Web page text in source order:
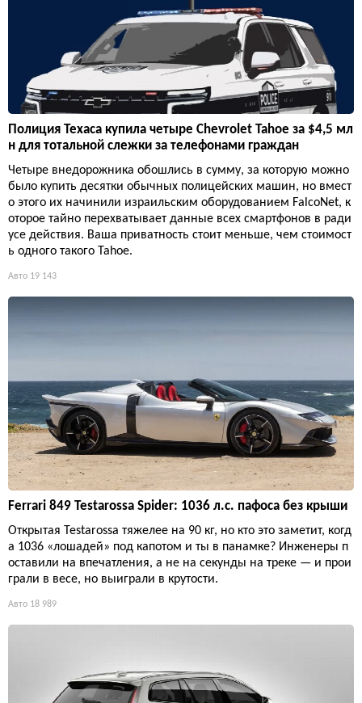
Полиция Техаса купила четыре Chevrolet Tahoe за $4,5 мл
н для тотальной слежки за телефонами граждан
Четыре внедорожника обошлись в сумму, за которую можно
было купить десятки обычных полицейских машин, но вмест
о этого их начинили израильским оборудованием FalcoNet, к
оторое тайно перехватывает данные всех смартфонов в ради
усе действия. Ваша приватность стоит меньше, чем стоимост
ь одного такого Tahoe.
Авто 19 143
Ferrari 849 Testarossa Spider: 1036 л.с. пафоса без крыши
Открытая Testarossa тяжелее на 90 кг, но кто это заметит, когд
а 1036 «лошадей» под капотом и ты в панамке? Инженеры п
оставили на впечатления, а не на секунды на треке — и прои
грали в весе, но выиграли в крутости.
Авто 18 989